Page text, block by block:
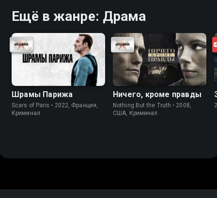
Ещё в жанре: Драма
Шрамы Парижа
Scars of Paris • 2022, Франция,
Криминал
Ничего, кроме правды
Nothing But the Truth • 2008,
США, Криминал